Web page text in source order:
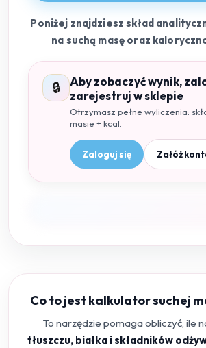
Poniżej znajdziesz skład
na suchą masę oraz
🔒
Aby zobaczyć wynik,
zarejestruj w sklepie
Otrzymasz pełne wyliczenia:
masie + kcal.
Zaloguj się Załóż
Co to jest kalkulator suchej
To narzędzie pomaga obliczyć, ile
tłuszczu, białka i składników